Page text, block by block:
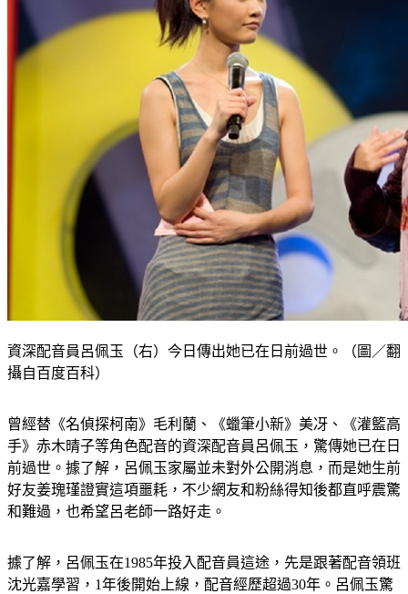
資深配音員呂佩玉（右）今日傳出她已在日前過世。（圖／翻
曾經替《名偵探柯南》毛利蘭、《蠟筆小新》美冴、《灌籃高
手》赤木晴子等角色配音的資深配音員呂佩玉，驚傳她已在日
前過世。據了解，呂佩玉家屬並未對外公開消息，而是她生前
好友姜瑰瑾證實這項噩耗，不少網友和粉絲得知後都直呼震驚
據了解，呂佩玉在1985年投入配音員這途，先是跟著配音領班